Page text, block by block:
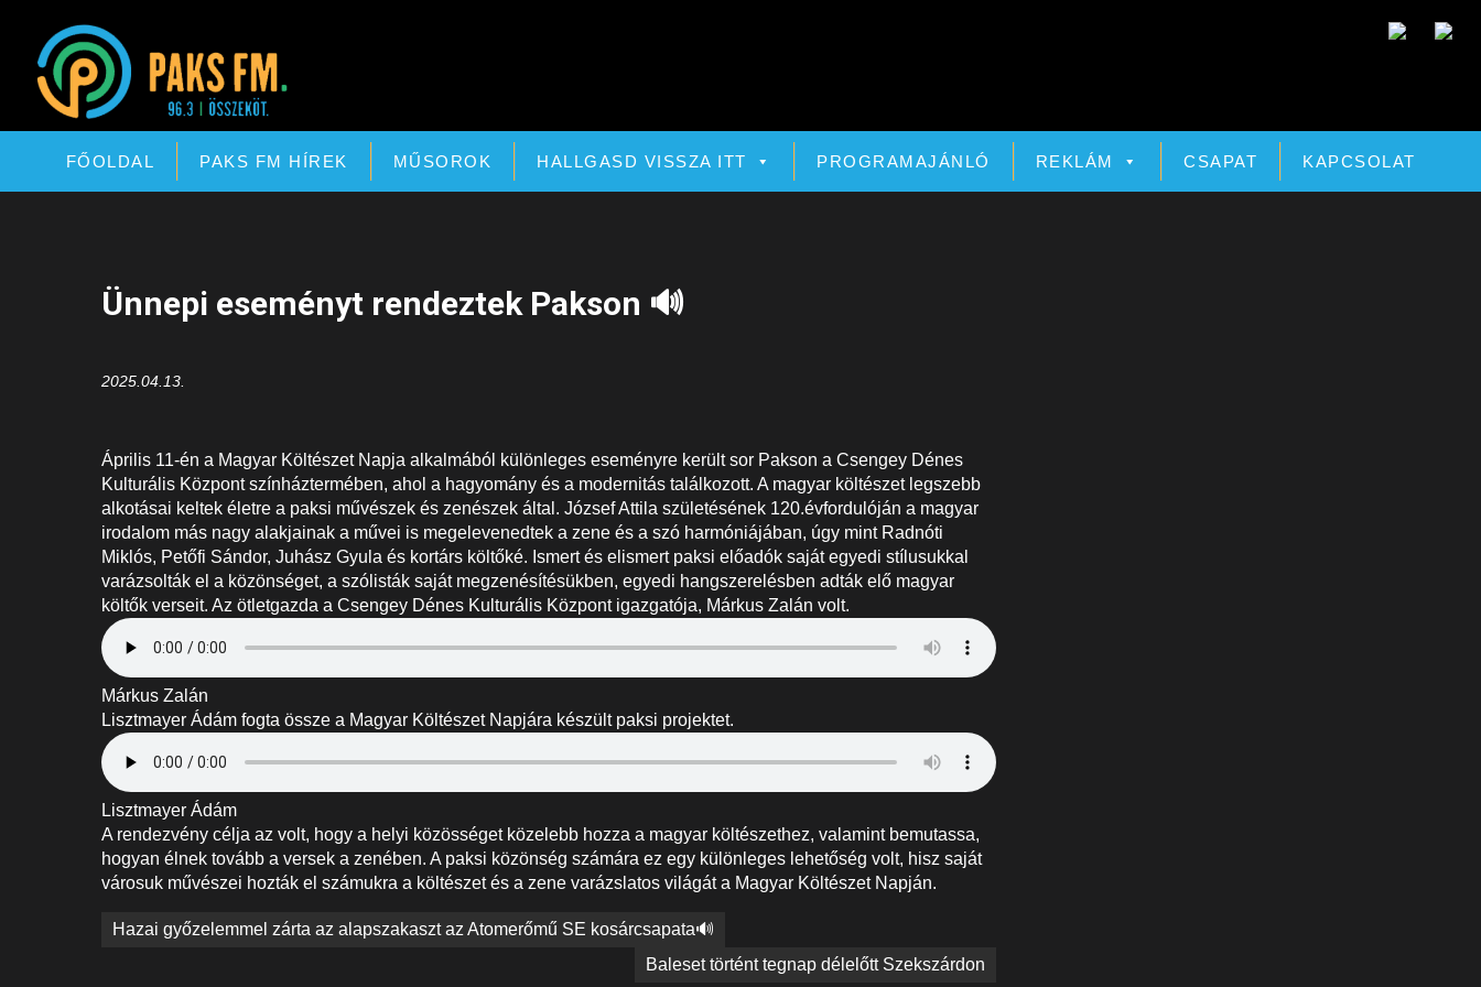
Paks FM
FŐOLDAL PAKS FM HÍREK MŰSOROK HALLGASD VISSZA ITT PROGRAMAJÁNLÓ REKLÁM CSAPAT KAPCSOLAT
Ünnepi eseményt rendeztek Pakson 🔊
2025.04.13.
Április 11-én a Magyar Költészet Napja alkalmából különleges eseményre került sor Pakson a Csengey Dénes
Kulturális Központ színháztermében, ahol a hagyomány és a modernitás találkozott. A magyar költészet legszebb
alkotásai keltek életre a paksi művészek és zenészek által. József Attila születésének 120.évfordulóján a magyar
irodalom más nagy alakjainak a művei is megelevenedtek a zene és a szó harmóniájában, úgy mint Radnóti
Miklós, Petőfi Sándor, Juhász Gyula és kortárs költőké. Ismert és elismert paksi előadók saját egyedi stílusukkal
varázsolták el a közönséget, a szólisták saját megzenésítésükben, egyedi hangszerelésben adták elő magyar
költők verseit. Az ötletgazda a Csengey Dénes Kulturális Központ igazgatója, Márkus Zalán volt.
Márkus Zalán
Lisztmayer Ádám fogta össze a Magyar Költészet Napjára készült paksi projektet.
Lisztmayer Ádám
A rendezvény célja az volt, hogy a helyi közösséget közelebb hozza a magyar költészethez, valamint bemutassa,
hogyan élnek tovább a versek a zenében. A paksi közönség számára ez egy különleges lehetőség volt, hisz saját
városuk művészei hozták el számukra a költészet és a zene varázslatos világát a Magyar Költészet Napján.
Bejegyzés
Hazai győzelemmel zárta az alapszakaszt az Atomerőmű SE kosárcsapata🔊
Baleset történt tegnap délelőtt Szekszárdon